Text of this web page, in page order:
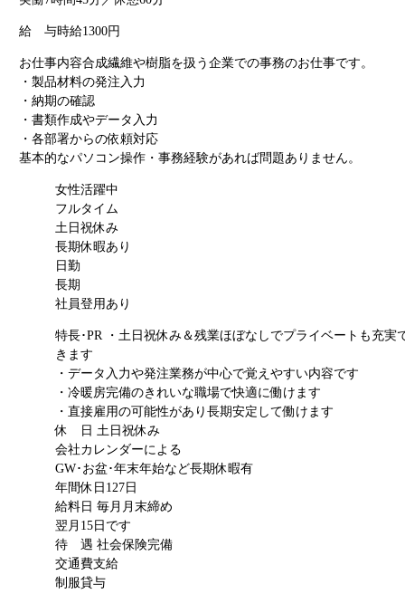
給 与時給1300円
お仕事内容合成繊維や樹脂を扱う企業での事務のお仕事です。
・製品材料の発注入力
・納期の確認
・書類作成やデータ入力
・各部署からの依頼対応
基本的なパソコン操作・事務経験があれば問題ありません。
女性活躍中
フルタイム
土日祝休み
長期休暇あり
日勤
長期
社員登用あり
特長･PR
・土日祝休み＆残業ほぼなしでプライベートも充実
きます
・データ入力や発注業務が中心で覚えやすい内容です
・冷暖房完備のきれいな職場で快適に働けます
・直接雇用の可能性があり長期安定して働けます
休 日 土日祝休み
会社カレンダーによる
GW･お盆･年末年始など長期休暇有
年間休日127日
給料日 毎月月末締め
翌月15日です
待 遇 社会保険完備
交通費支給
制服貸与